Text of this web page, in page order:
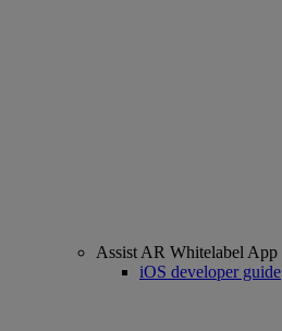
Assist AR Whitelabel App
iOS developer guide